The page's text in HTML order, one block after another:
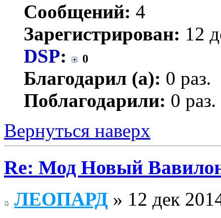
Сообщений: 4
Зарегистрирован: 12
DSP: 0
Благодарил (а): 0 раз.
Поблагодарили: 0 раз.
Вернуться наверх
Re: Мод Новый
ЛЕОПАРД » 12 дек